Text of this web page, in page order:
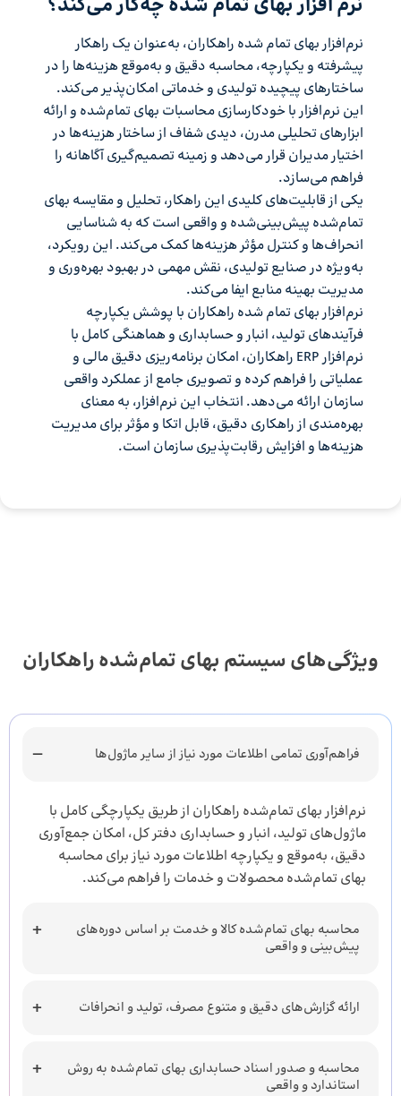
نرم افزار بهای تمام شده چه‌کار می‌کند؟
نرم‌افزار بهای تمام شده راهکاران، به‌عنوان یک راهکار
پیشرفته و یکپارچه، محاسبه دقیق و به‌موقع هزینه‌ها را در
ساختارهای پیچیده تولیدی و خدماتی امکان‌پذیر می‌کند.
این نرم‌افزار با خودکارسازی محاسبات بهای تمام‌شده و ارائه
ابزارهای تحلیلی مدرن، دیدی شفاف از ساختار هزینه‌ها در
اختیار مدیران قرار می‌دهد و زمینه تصمیم‌گیری آگاهانه را
فراهم می‌سازد.
یکی از قابلیت‌های کلیدی این راهکار، تحلیل و مقایسه بهای
تمام‌شده پیش‌بینی‌شده و واقعی است که به شناسایی
انحراف‌ها و کنترل مؤثر هزینه‌ها کمک می‌کند. این رویکرد،
به‌ویژه در صنایع تولیدی، نقش مهمی در بهبود بهره‌وری و
مدیریت بهینه منابع ایفا می‌کند.
نرم‌افزار بهای تمام شده راهکاران با پوشش یکپارچه
فرآیندهای تولید، انبار و حسابداری و هماهنگی کامل با
نرم‌افزار ERP راهکاران، امکان برنامه‌ریزی دقیق مالی و
عملیاتی را فراهم کرده و تصویری جامع از عملکرد واقعی
سازمان ارائه می‌دهد. انتخاب این نرم‌افزار، به معنای
بهره‌مندی از راهکاری دقیق، قابل اتکا و مؤثر برای مدیریت
هزینه‌ها و افزایش رقابت‌پذیری سازمان است.
ویژگی‌های سیستم بهای تمام‌شده راهکاران
فراهم‌آوری تمامی اطلاعات مورد نیاز از سایر ماژول‌ها
نرم‌افزار بهای تمام‌شده راهکاران از طریق یکپارچگی کامل با
ماژول‌های تولید، انبار و حسابداری دفتر کل، امکان جمع‌آوری
دقیق، به‌موقع و یکپارچه اطلاعات مورد نیاز برای محاسبه
بهای تمام‌شده محصولات و خدمات را فراهم می‌کند.
محاسبه بهای تمام‌شده کالا و خدمت بر اساس دوره‌های
پیش‌بینی و واقعی
ارائه گزارش‌های دقیق و متنوع مصرف، تولید و انحرافات
محاسبه و صدور اسناد حسابداری بهای تمام‌شده به روش
استاندارد و واقعی